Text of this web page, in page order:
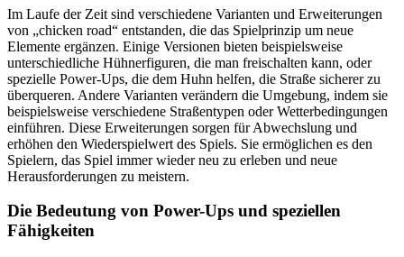
Im Laufe der Zeit sind verschiedene Varianten und Erweiterungen
von „chicken road“ entstanden, die das Spielprinzip um neue
Elemente ergänzen. Einige Versionen bieten beispielsweise
unterschiedliche Hühnerfiguren, die man freischalten kann, oder
spezielle Power-Ups, die dem Huhn helfen, die Straße sicherer zu
überqueren. Andere Varianten verändern die Umgebung, indem sie
beispielsweise verschiedene Straßentypen oder Wetterbedingungen
einführen. Diese Erweiterungen sorgen für Abwechslung und
erhöhen den Wiederspielwert des Spiels. Sie ermöglichen es den
Spielern, das Spiel immer wieder neu zu erleben und neue
Herausforderungen zu meistern.
Die Bedeutung von Power-Ups und speziellen
Fähigkeiten